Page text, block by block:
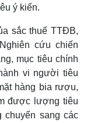
ý kiến.
sắc thuế TTĐB,
cứu chiến
mục tiêu chính
vi người tiêu
hàng bia rượu,
được lượng tiêu
sang các